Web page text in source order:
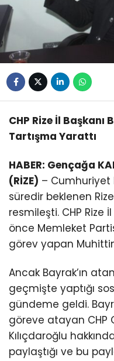
CHP Rize İl Başkanı
Tartışma Yarattı
HABER: Gençağa
(RİZE) – Cumhuriyet
süredir beklenen
resmileşti. CHP Rize
önce Memleket
görev yapan
Ancak Bayrak’ın
geçmişte yaptığı
gündeme geldi.
göreve atayan CHP
Kılıçdaroğlu
paylaştığı ve bu